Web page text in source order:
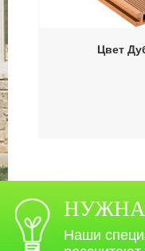
Цвет
Наши